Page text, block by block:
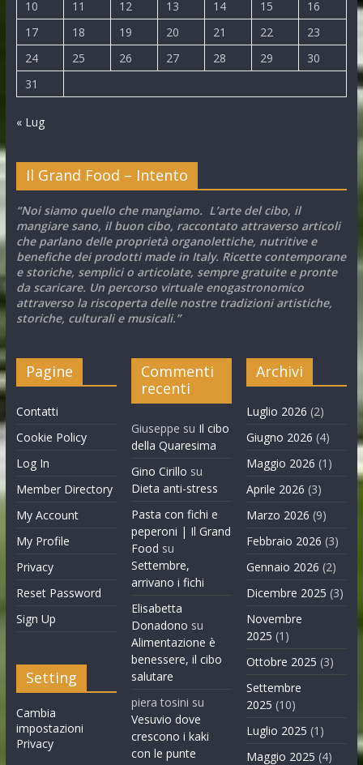
10 11 12 13 14 15
16
17
18 19 20 21 22
23
24
25 26 27 28 29
30
31
« Lug
Il Grand Food – Intento
“Noi siamo quello che mangiamo. L’arte del cibo, il
mangiare sano, il buon cibo, raccontato attraverso articoli
che parlano delle proprietà organolettiche, nutritive e
benefiche dei prodotti made in Italy. Ricette contemporane
e storiche, semplici o articolate, sempre gratuite e pronte
da scaricare. Un percorso virtuale enogastronomico
attraverso la riscoperta delle nostre tradizioni artistiche,
storiche, culturali e musicali.”
Pagine
Contatti
Cookie Policy
Log In
Member Directory
My Account
My Profile
Privacy
Reset Password
Sign Up
Setting
Cambia
impostazioni
Privacy
Commenti
recenti
Giuseppe su Il cibo
della Quaresima
Gino Cirillo su
Dieta anti-stress
Pasta con fichi e
peperoni | Il Grand
Food su
Settembre,
arrivano i fichi
Elisabetta
Donadono su
Alimentazione è
benessere, il cibo
salutare
piera tosini su
Vesuvio dove
crescono i kaki
con le punte
Archivi
Luglio 2026 (2)
Giugno 2026 (4)
Maggio 2026 (1)
Aprile 2026 (3)
Marzo 2026 (9)
Febbraio 2026 (3)
Gennaio 2026 (2)
Dicembre 2025 (3)
Novembre
2025 (1)
Ottobre 2025 (3)
Settembre
2025 (10)
Luglio 2025 (1)
Maggio 2025 (4)